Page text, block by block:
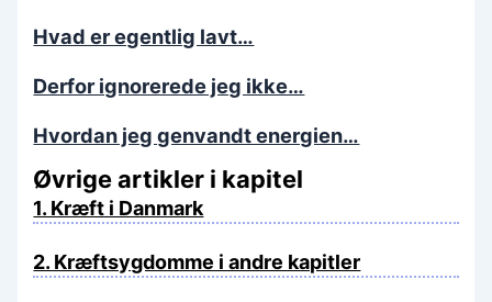
Hvad er egentlig lavt…
Derfor ignorerede jeg ikke…
Hvordan jeg genvandt energien…
Øvrige artikler i kapitel
1. Kræft i Danmark
2. Kræftsygdomme i andre kapitler